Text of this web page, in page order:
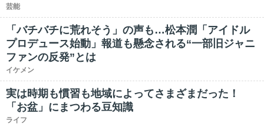
芸能
「バチバチに荒れそう」の声も…松本潤「アイドル
プロデュース始動」報道も懸念される“一部旧ジャニ
ファンの反発”とは
イケメン
実は時期も慣習も地域によってさまざまだった！
「お盆」にまつわる豆知識
ライフ